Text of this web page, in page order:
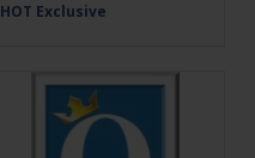
HOT Exclusive